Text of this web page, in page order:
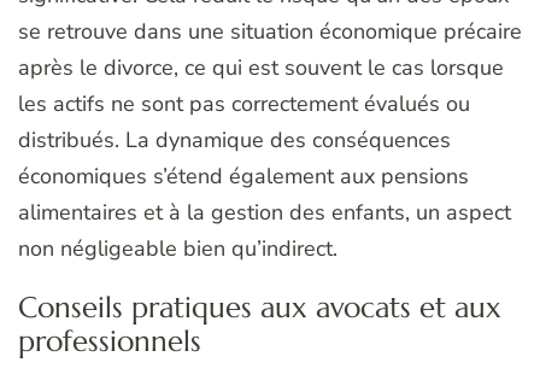
se retrouve dans une situation économique précaire
après le divorce, ce qui est souvent le cas lorsque
les actifs ne sont pas correctement évalués ou
distribués. La dynamique des conséquences
économiques s’étend également aux pensions
alimentaires et à la gestion des enfants, un aspect
non négligeable bien qu’indirect.
Conseils pratiques aux avocats et aux
professionnels